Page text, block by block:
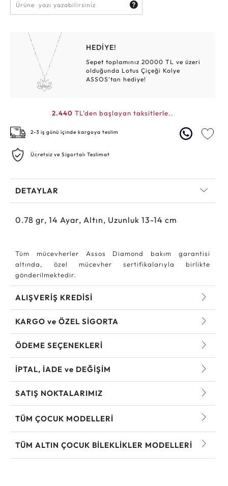
HEDİYE!
Sepet toplamınız 20000 TL ve üzeri
olduğunda Lotus Çiçeği Kolye
ASSOS'tan hediye!
2.440 TL'den başlayan taksitlerle..
2-3 iş günü içinde kargoya teslim
Ücretsiz ve Sigortalı Teslimat
DETAYLAR
0.78 gr, 14 Ayar, Altın, Uzunluk 13-14 cm
Tüm mücevherler Assos Diamond bakım garantisi
altında, özel mücevher sertifikalarıyla birlikte
gönderilmektedir.
ALIŞVERİŞ KREDİSİ
KARGO ve ÖZEL SİGORTA
ÖDEME SEÇENEKLERİ
İPTAL, İADE ve DEĞİŞİM
SATIŞ NOKTALARIMIZ
TÜM ÇOCUK MODELLERI
TÜM ALTIN ÇOCUK BILEKLIKLER MODELLERI